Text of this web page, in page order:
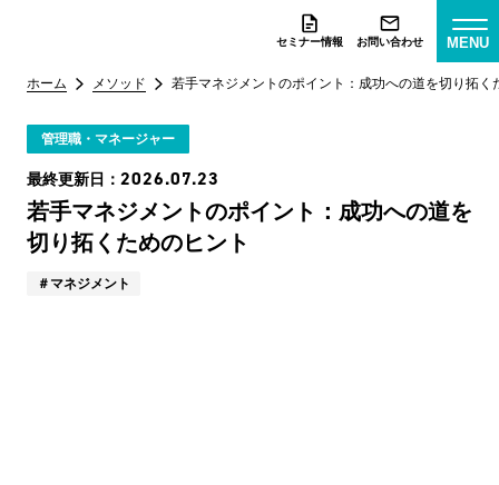
セミナー情報 お問い合わせ MENU
ホーム メソッド 若手マネジメントのポイント：成功への道を切り拓く
管理職・マネージャー
最終更新日： 2026.07.23
若手マネジメントのポイント：成功への道を
切り拓くためのヒント
マネジメント